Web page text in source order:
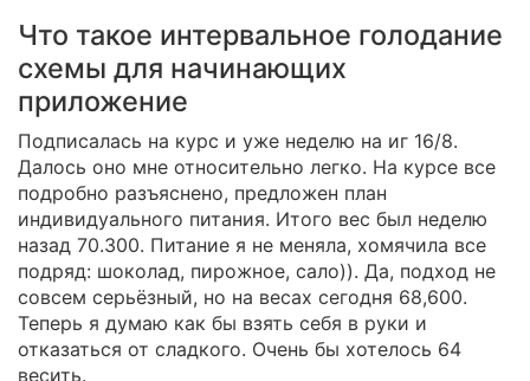
Что такое интервальное голодание
схемы для начинающих
приложение
Подписалась на курс и уже неделю на иг 16/8.
Далось оно мне относительно легко. На курсе все
подробно разъяснено, предложен план
индивидуального питания. Итого вес был неделю
назад 70.300. Питание я не меняла, хомячила все
подряд: шоколад, пирожное, сало)). Да, подход не
совсем серьёзный, но на весах сегодня 68,600.
Теперь я думаю как бы взять себя в руки и
отказаться от сладкого. Очень бы хотелось 64
весить.